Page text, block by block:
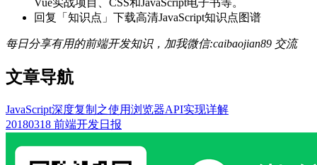
Vue实战项目、CSS和JavaScript电子书等。
回复「知识点」下载高清JavaScript知识点图谱
每日分享有用的前端开发知识，加我微信:caibaojian89 交流
文章导航
JavaScript深度复制之使用浏览器API实现详解
20180318 前端开发日报